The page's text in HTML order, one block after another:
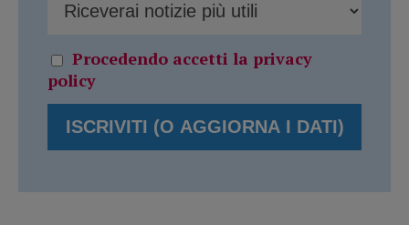
Procedendo accetti la privacy
policy